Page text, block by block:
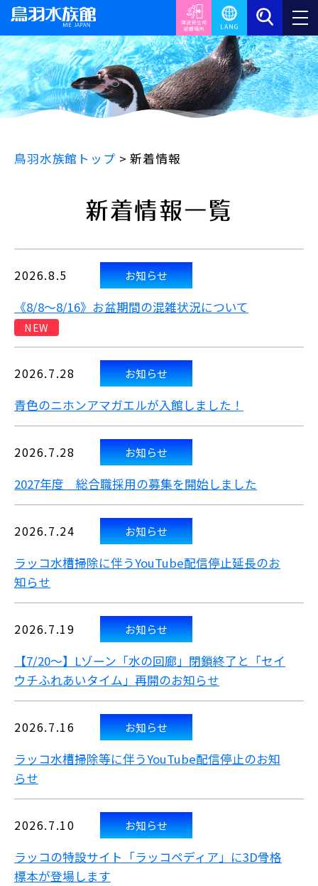
鳥羽水族館トップ >新着情報
新着情報一覧
2026.8.5 お知らせ
《8/8～8/16》お盆期間の混雑状況について
NEW
2026.7.28 お知らせ
青色のニホンアマガエルが入館しました！
2026.7.28 お知らせ
2027年度 総合職採用の募集を開始しました
2026.7.24 お知らせ
ラッコ水槽掃除に伴うYouTube配信停止延長のお
知らせ
2026.7.19 お知らせ
【7/20～】Lゾーン「水の回廊」閉鎖終了と「セイ
ウチふれあいタイム」再開のお知らせ
2026.7.16 お知らせ
ラッコ水槽掃除等に伴うYouTube配信停止のお知
らせ
2026.7.10 お知らせ
ラッコの特設サイト「ラッコペディア」に3D骨格
標本が登場します